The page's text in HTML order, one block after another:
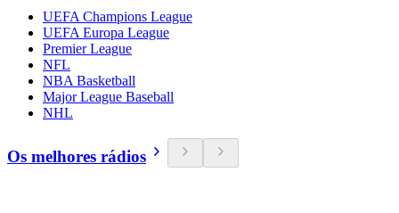
UEFA Champions League
UEFA Europa League
Premier League
NFL
NBA Basketball
Major League Baseball
NHL
Os melhores rádios